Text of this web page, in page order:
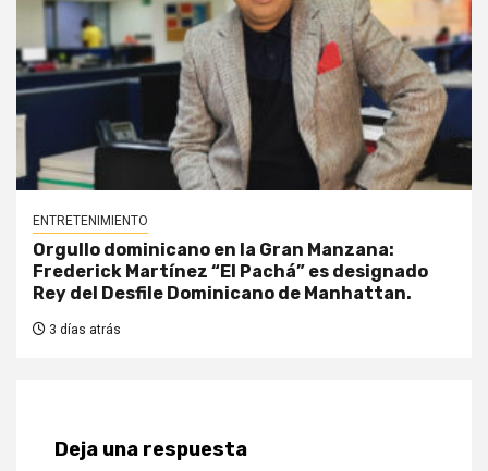
ENTRETENIMIENTO
Orgullo dominicano en la Gran Manzana:
Frederick Martínez “El Pachá” es designado
Rey del Desfile Dominicano de Manhattan.
3 días atrás
Deja una respuesta